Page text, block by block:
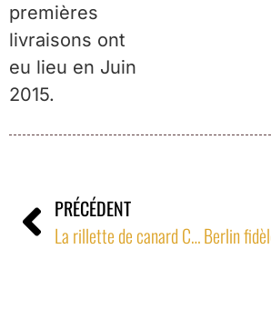
premières
livraisons ont
eu lieu en Juin
2015.
PRÉCÉDENT
La rillette de canard Charentaise sur les bonne tables de Copenhague